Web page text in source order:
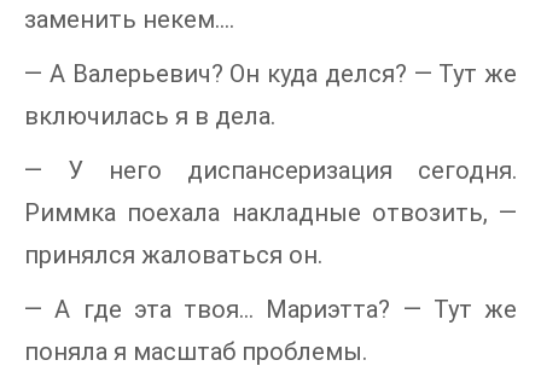
заменить некем….
— А Валерьевич? Он куда делся? — Тут же
включилась я в дела.
— У него диспансеризация сегодня.
Риммка поехала накладные отвозить, —
принялся жаловаться он.
— А где эта твоя… Мариэтта? — Тут же
поняла я масштаб проблемы.